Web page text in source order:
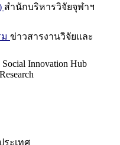
สำนักบริหารวิจัยจุฬาฯ
ข่าวสารงานวิจัยและ
Innovation Hub
ระเทศ